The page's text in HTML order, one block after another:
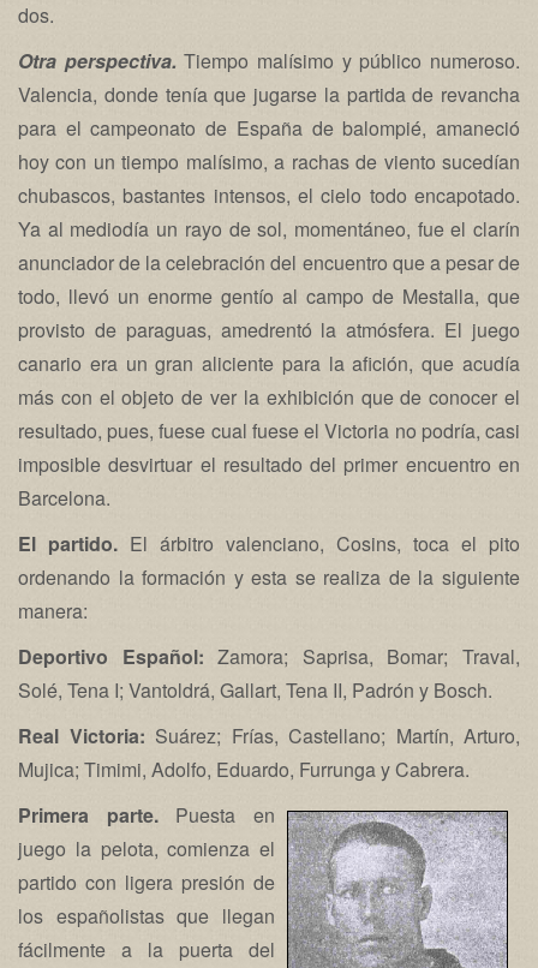
dos.
Otra perspectiva. Tiempo malísimo y público numeroso.
Valencia, donde tenía que jugarse la partida de revancha
para el campeonato de España de balompié, amaneció
hoy con un tiempo malísimo, a rachas de viento sucedían
chubascos, bastantes intensos, el cielo todo encapotado.
Ya al mediodía un rayo de sol, momentáneo, fue el clarín
anunciador de la celebración del encuentro que a pesar de
todo, llevó un enorme gentío al campo de Mestalla, que
provisto de paraguas, amedrentó la atmósfera. El juego
canario era un gran aliciente para la afición, que acudía
más con el objeto de ver la exhibición que de conocer el
resultado, pues, fuese cual fuese el Victoria no podría, casi
imposible desvirtuar el resultado del primer encuentro en
Barcelona.
El partido. El árbitro valenciano, Cosins, toca el pito
ordenando la formación y esta se realiza de la siguiente
manera:
Deportivo Español: Zamora; Saprisa, Bomar; Traval,
Solé, Tena I; Vantoldrá, Gallart, Tena II, Padrón y Bosch.
Real Victoria: Suárez; Frías, Castellano; Martín, Arturo,
Mujica; Timimi, Adolfo, Eduardo, Furrunga y Cabrera.
Primera parte.Puesta en
juego la pelota, comienza el
partido con ligera presión de
los españolistas que llegan
fácilmente a la puerta del